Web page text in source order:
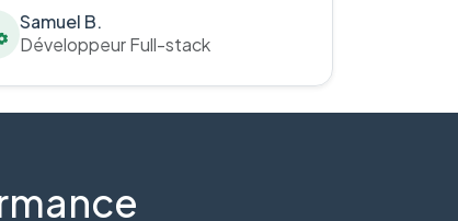
Samuel B.
Développeur Full-stack